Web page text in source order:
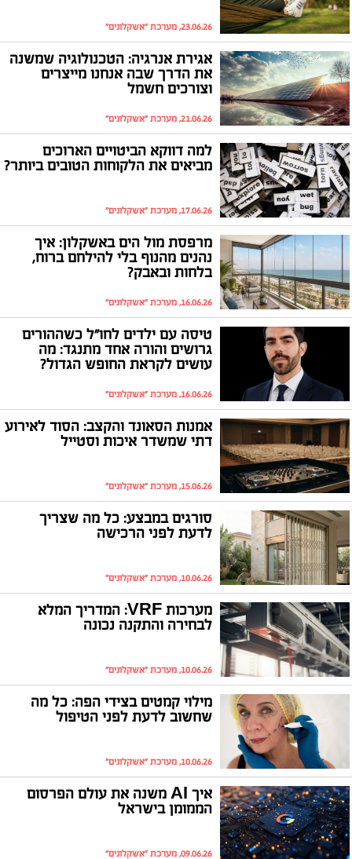
23.06.26, מערכת "אשקלונים"
אגירת אנרגיה: הטכנולוגיה שמשנה
את הדרך שבה אנחנו מייצרים
וצורכים חשמל
21.06.26, מערכת "אשקלונים"
למה דווקא הביטויים הארוכים
מביאים את הלקוחות הטובים ביותר?
17.06.26, מערכת "אשקלונים"
מרפסת מול הים באשקלון: איך
נהנים מהנוף בלי להילחם ברוח,
בלחות ובאבק?
16.06.26, מערכת "אשקלונים"
טיסה עם ילדים לחו"ל כשההורים
גרושים והורה אחד מתנגד: מה
עושים לקראת החופש הגדול?
16.06.26, מערכת "אשקלונים"
אמנות הסאונד והקצב: הסוד לאירוע
דתי שמשדר איכות וסטייל
15.06.26, מערכת "אשקלונים"
סורגים במבצע: כל מה שצריך
לדעת לפני הרכישה
10.06.26, מערכת "אשקלונים"
מערכות VRF: המדריך המלא
לבחירה והתקנה נכונה
10.06.26, מערכת "אשקלונים"
מילוי קמטים בצידי הפה: כל מה
שחשוב לדעת לפני הטיפול
10.06.26, מערכת "אשקלונים"
איך AI משנה את עולם הפרסום
הממומן בישראל
09.06.26, מערכת "אשקלונים"